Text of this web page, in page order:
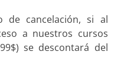
de cancelación, si al
a nuestros cursos
se descontará del